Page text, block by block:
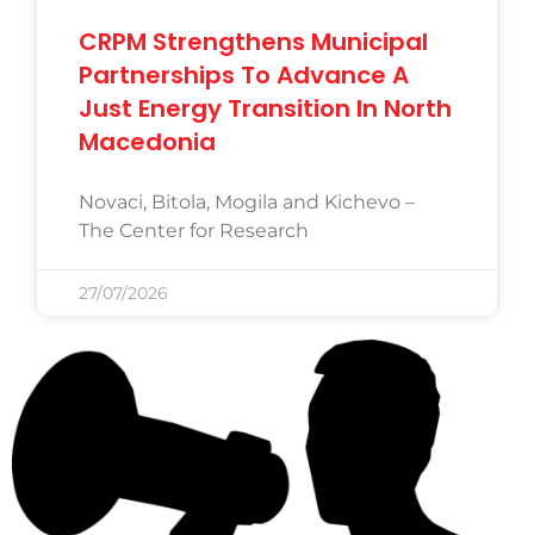
CRPM Strengthens Municipal
Partnerships To Advance A
Just Energy Transition In North
Macedonia
Novaci, Bitola, Mogila and Kichevo –
The Center for Research
27/07/2026